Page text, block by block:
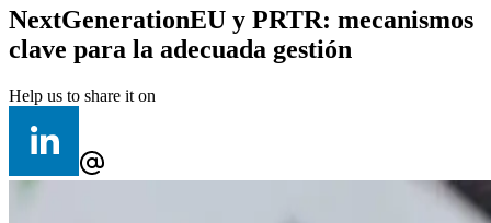
NextGenerationEU y PRTR: mecanismos
clave para la adecuada gestión
Help us to share it on